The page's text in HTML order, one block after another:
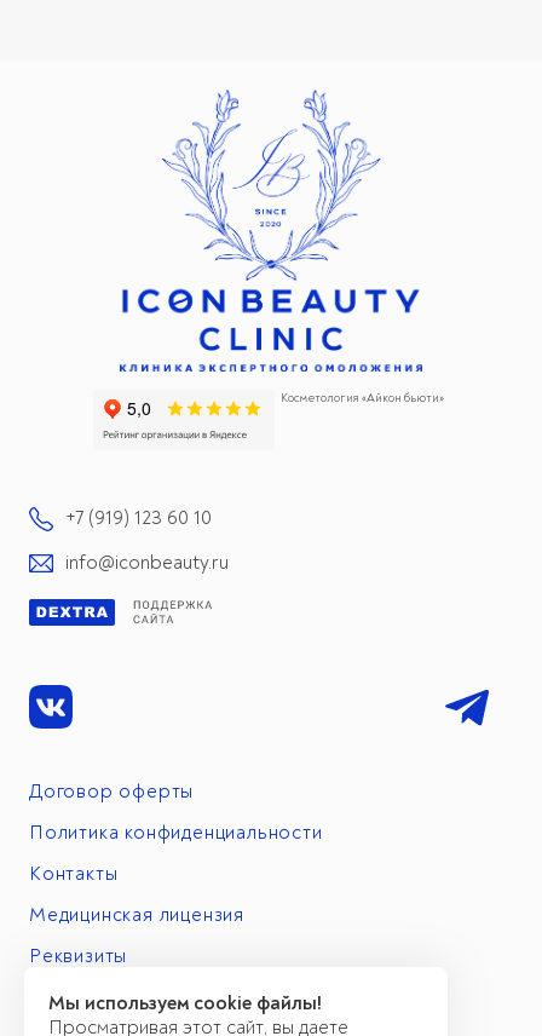
Договор оферты
Политика конфиденциальности
Контакты
Медицинская лицензия
Реквизиты
Косметология «Айкон бьюти»
+7 (919) 123 60 10
info@iconbeauty.ru
Мы используем cookie файлы!
Просматривая этот сайт, вы даете